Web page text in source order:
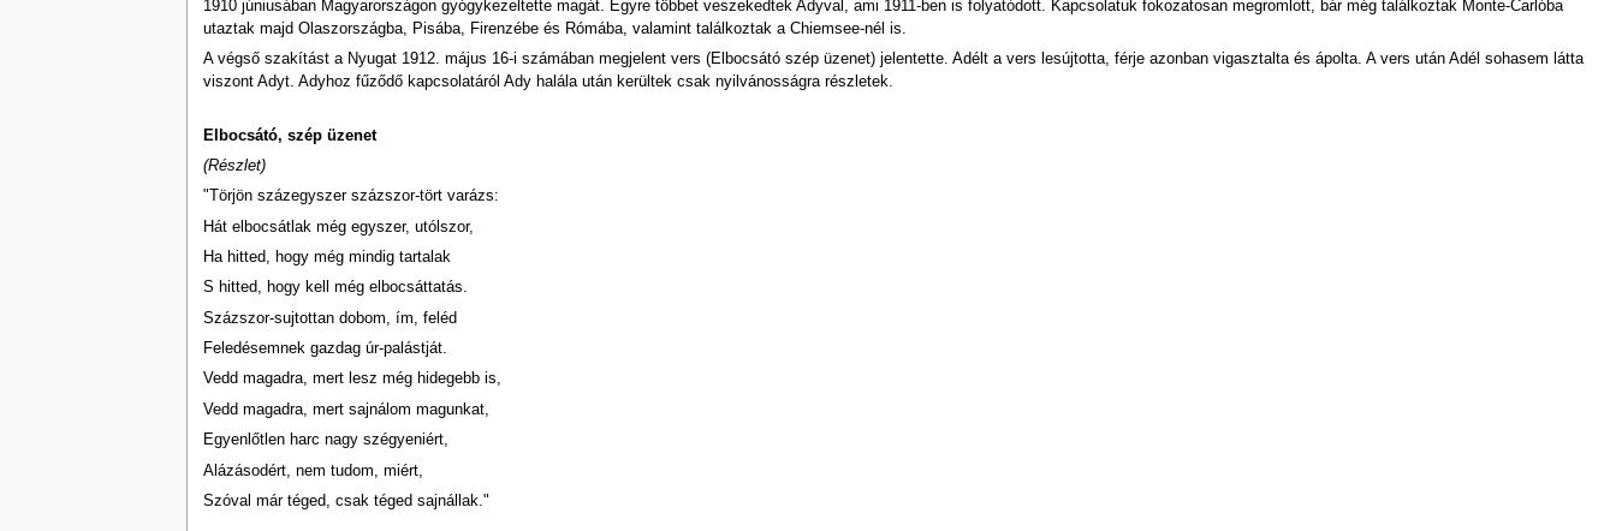
1910 júniusában Magyarországon gyógykezeltette magát. Egyre többet veszekedtek Adyval, ami 1911-ben is folyatódott. Kapcsolatuk fokozatosan megromlott, bár még találkoztak Monte-Carlóba
utaztak majd Olaszországba, Pisába, Firenzébe és Rómába, valamint találkoztak a Chiemsee-nél is.
A végső szakítást a Nyugat 1912. május 16-i számában megjelent vers (Elbocsátó szép üzenet) jelentette. Adélt a vers lesújtotta, férje azonban vigasztalta és ápolta. A vers után Adél sohasem látta
viszont Adyt. Adyhoz fűződő kapcsolatáról Ady halála után kerültek csak nyilvánosságra részletek.
Elbocsátó, szép üzenet
(Részlet)
"Törjön százegyszer százszor-tört varázs:
Hát elbocsátlak még egyszer, utólszor,
Ha hitted, hogy még mindig tartalak
S hitted, hogy kell még elbocsáttatás.
Százszor-sujtottan dobom, ím, feléd
Feledésemnek gazdag úr-palástját.
Vedd magadra, mert lesz még hidegebb is,
Vedd magadra, mert sajnálom magunkat,
Egyenlőtlen harc nagy szégyeniért,
Alázásodért, nem tudom, miért,
Szóval már téged, csak téged sajnállak."